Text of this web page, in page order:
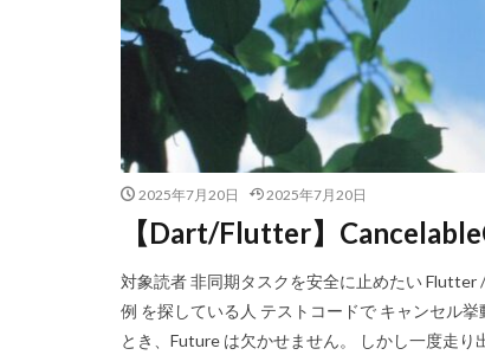
2025年7月20日 2025年7月20日
【Dart/Flutter】
対象読者 非同期タスクを安全に止めたい
例 を探している人 テストコードで キャンセル
とき、Future は欠かせません。 しかし一度走り